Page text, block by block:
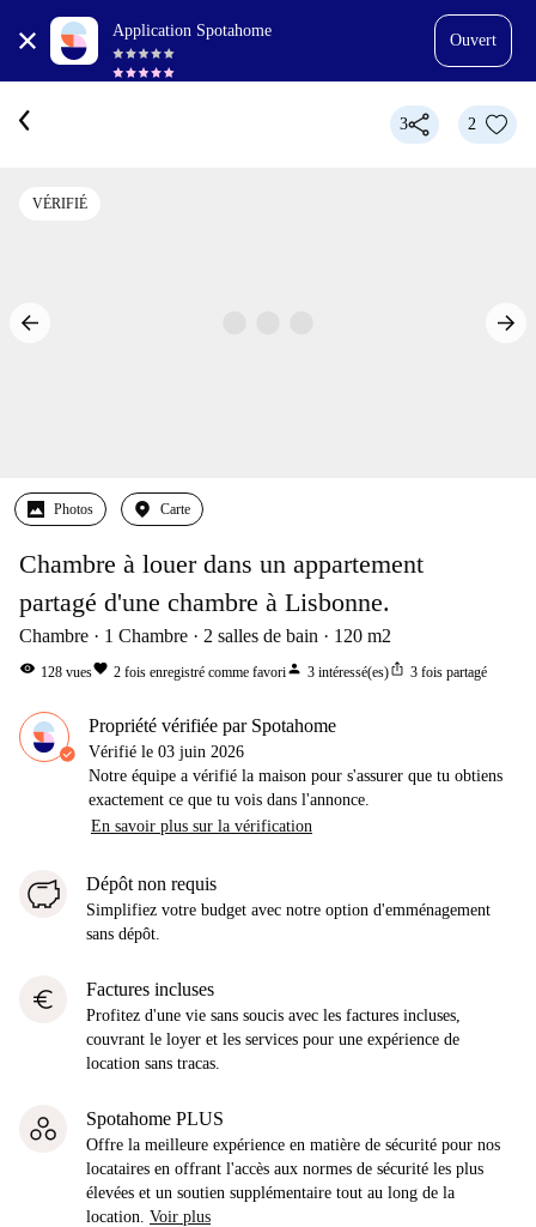
Application Spotahome
Ouvert
3 2
VÉRIFIÉ
Photos Carte
Chambre à louer dans un appartement
partagé d'une chambre à Lisbonne.
Chambre 1 Chambre 2 salles de bain 120 m2
visibility 128 vuesfavorite 2 fois enregistré comme favoriperson 3 intéressé(es)ios_share 3 fois partagé
Propriété vérifiée par Spotahome
Vérifié le 03 juin 2026
Notre équipe a vérifié la maison pour s'assurer que tu obtiens
exactement ce que tu vois dans l'annonce.
En savoir plus sur la vérification
Dépôt non requis
Simplifiez votre budget avec notre option d'emménagement
sans dépôt.
euro Factures incluses
Profitez d'une vie sans soucis avec les factures incluses,
couvrant le loyer et les services pour une expérience de
location sans tracas.
Spotahome PLUS
Offre la meilleure expérience en matière de sécurité pour nos
locataires en offrant l'accès aux normes de sécurité les plus
élevées et un soutien supplémentaire tout au long de la
location. Voir plus